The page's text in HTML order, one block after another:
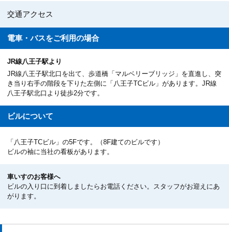
交通アクセス
電車・バスをご利用の場合
JR線八王子駅より
JR線八王子駅北口を出て、歩道橋「マルベリーブリッジ」を直進し、突
き当り右手の階段を下りた左側に「八王子TCビル」があります。JR線
八王子駅北口より徒歩2分です。
ビルについて
「八王子TCビル」の5Fです。（8F建てのビルです）
ビルの袖に当社の看板があります。
車いすのお客様へ
ビルの入り口に到着しましたらお電話ください。スタッフがお迎えにあ
がります。